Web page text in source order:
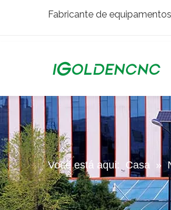
Fabricante de
Você está aqui: Casa »